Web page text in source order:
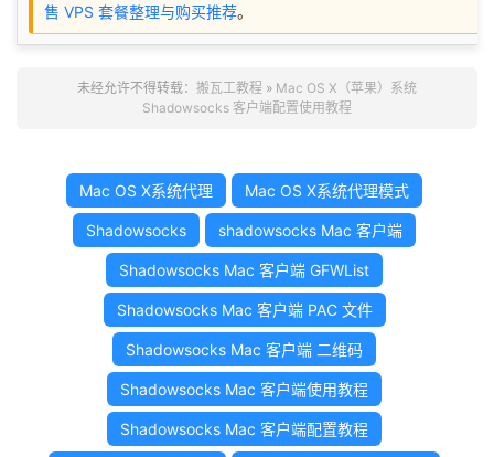
售 VPS 套餐整理与购买推荐。
未经允许不得转载： 搬瓦工教程 » Mac OS X（苹果）系统
Shadowsocks 客户端配置使用教程
Mac OS X系统代理 Mac OS X系统代理模式
Shadowsocks shadowsocks Mac 客户端
Shadowsocks Mac 客户端 GFWList
Shadowsocks Mac 客户端 PAC 文件
Shadowsocks Mac 客户端 二维码
Shadowsocks Mac 客户端使用教程
Shadowsocks Mac 客户端配置教程